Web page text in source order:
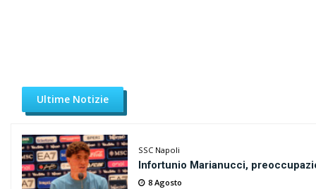
Ultime Notizie
SSC Napoli
Infortunio Marianucci,
8 Agosto